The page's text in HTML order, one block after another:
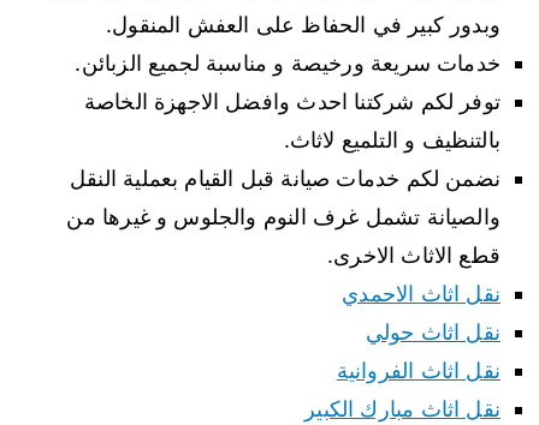
وبدور كبير في الحفاظ على العفش المنقول.
خدمات سريعة ورخيصة و مناسبة لجميع الزبائن.
توفر لكم شركتنا احدث وافضل الاجهزة الخاصة
بالتنظيف و التلميع لاثاث.
نضمن لكم خدمات صيانة قبل القيام بعملية النقل
والصيانة تشمل غرف النوم والجلوس و غيرها من
قطع الاثاث الاخرى.
نقل اثاث الاحمدي
نقل اثاث حولي
نقل اثاث الفروانية
نقل اثاث مبارك الكبير